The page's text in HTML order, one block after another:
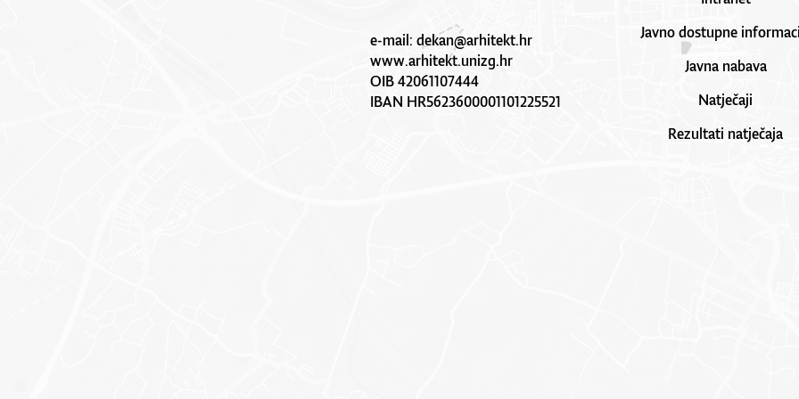
e-mail:dekan@arhitekt.hr
www.arhitekt.unizg.hr
OIB 42061107444
IBAN HR5623600001101225521
Javno dostupne
Javna nabava
Natječaji
Rezultati natječaja